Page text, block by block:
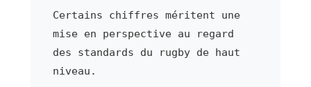
Certains chiffres méritent une
mise en perspective au regard
des standards du rugby de haut
niveau.